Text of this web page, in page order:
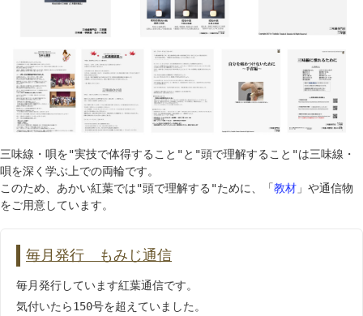
三味線・唄を"実技で体得すること"と"頭で理解すること"は三味線・
唄を深く学ぶ上での両輪です。
このため、あかい紅葉では"頭で理解する"ために、「教材 」や通信物
をご用意しています。
毎月発行 もみじ通信
毎月発行しています紅葉通信です。
気付いたら150号を超えていました。